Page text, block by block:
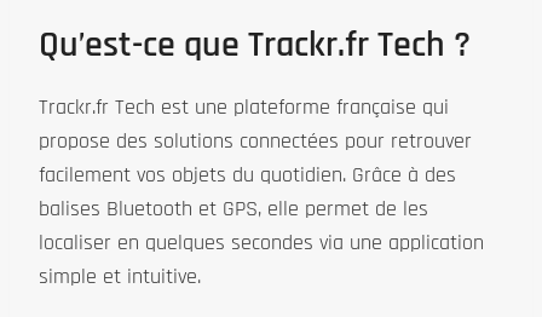
Qu’est-ce que Trackr.fr Tech ?
Trackr.fr Tech est une plateforme française qui
propose des solutions connectées pour retrouver
facilement vos objets du quotidien. Grâce à des
balises Bluetooth et GPS, elle permet de les
localiser en quelques secondes via une application
simple et intuitive.